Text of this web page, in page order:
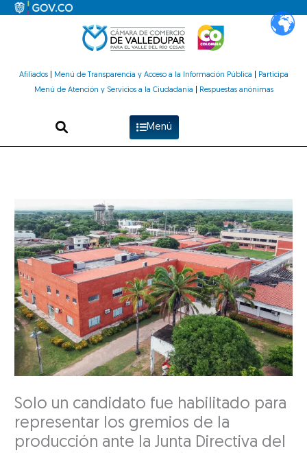
Afiliados| Menú de Transparencia y Acceso a la Información Pública
Participa
Menú de Atención y Servicios a la Ciudadanía
Respuestas anónimas
Menú
Solo un candidato fue habilitado para
representar los gremios de la
producción ante la Junta Directiva del